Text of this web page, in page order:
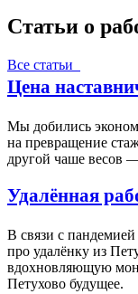
Статьи о
Все статьи
Цена
Мы добились
на превращение
другой чаше весов
Удалённая
В связи с
про удалёнку из
вдохновляющую
Петухово будущее.